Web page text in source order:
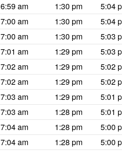
6:59 am 1:30 pm 5:04
7:00 am 1:30 pm 5:04
7:00 am 1:30 pm 5:03
7:01 am 1:29 pm 5:03
7:02 am 1:29 pm 5:02
7:02 am 1:29 pm 5:02
7:03 am 1:29 pm 5:01
7:03 am 1:28 pm 5:01
7:04 am 1:28 pm 5:00
7:04 am 1:28 pm 5:00